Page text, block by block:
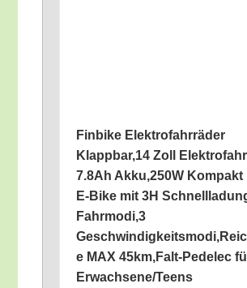
Fin­bike Elek­tro­fahr­rä­der
Klappbar,14 Zoll
7.8Ah Akku,250W Kom­pakt
E‑Bike mit 3H
Fahrmodi,3
e MAX 45km,Falt-Pedelec
Erwachsene/​Teens